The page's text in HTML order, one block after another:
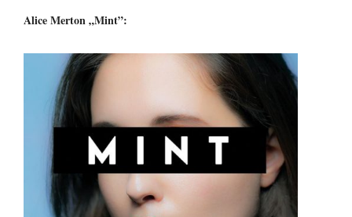
Alice Merton „Mint”: